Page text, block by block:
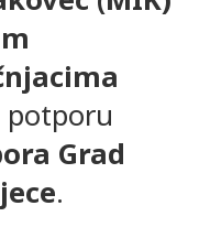
potporu
Grad
.